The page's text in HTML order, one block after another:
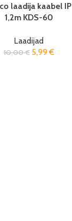
laadija kaabel IP
1,2m KDS-60
Laadijad
10,00€ 5,99€